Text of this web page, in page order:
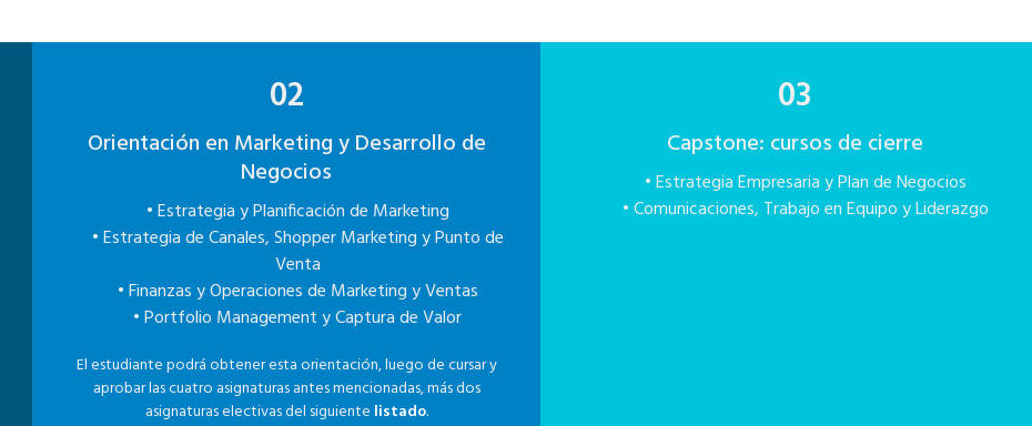
02
Orientación en Marketing y Desarrollo de
Negocios
• Estrategia y Planificación de Marketing
• Estrategia de Canales, Shopper Marketing y Punto de
Venta
• Finanzas y Operaciones de Marketing y Ventas
• Portfolio Management y Captura de Valor
El estudiante podrá obtener esta orientación, luego de cursar y
aprobar las cuatro asignaturas antes mencionadas, más dos
asignaturas electivas del siguiente listado.
03
Capstone: cursos de cierre
• Estrategia Empresaria y Plan de Negocios
• Comunicaciones, Trabajo en Equipo y Liderazgo